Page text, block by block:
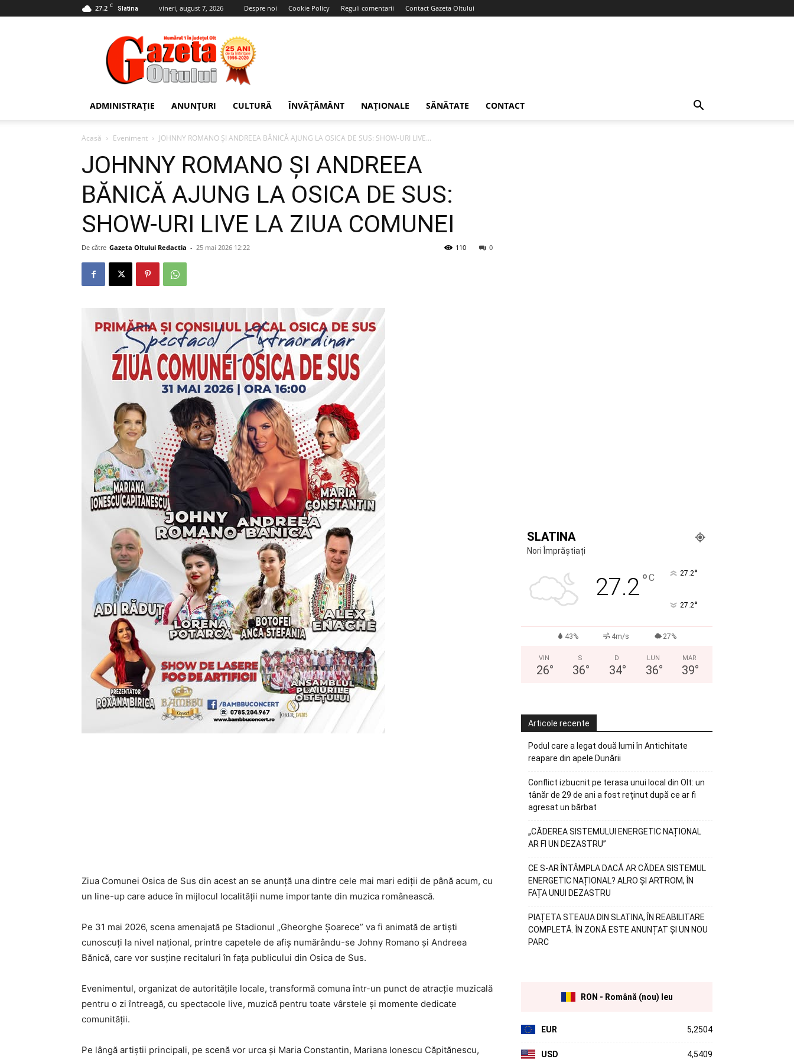
27.2 C Slatina vineri, august 7, 2026 Despre noi Cookie Policy Reguli comentarii Contact Gazeta Oltului
Gazeta
Oltului
ADMINISTRAȚIE ANUNȚURI CULTURĂ ÎNVĂȚĂMÂNT NAȚIONALE SĂNĂTATE CONTACT
Acasă Eveniment JOHNNY ROMANO ȘI ANDREEA BĂNICĂ AJUNG LA OSICA DE SUS: SHOW-URI LIVE...
JOHNNY ROMANO ȘI ANDREEA
BĂNICĂ AJUNG LA OSICA DE SUS:
SHOW-URI LIVE LA ZIUA COMUNEI
De către Gazeta Oltului Redactia - 25 mai 2026 12:22 0
110
Ziua Comunei Osica de Sus din acest an se anunță una dintre cele mai mari ediții de până acum, cu
un line-up care aduce în mijlocul localității nume importante din muzica românească.
Pe 31 mai 2026, scena amenajată pe Stadionul „Gheorghe Șoarece” va fi animată de artiști
cunoscuți la nivel național, printre capetele de afiș numărându-se Johny Romano și Andreea
Bănică, care vor susține recitaluri în fața publicului din Osica de Sus.
Evenimentul, organizat de autoritățile locale, transformă comuna într-un punct de atracție muzicală
pentru o zi întreagă, cu spectacole live, muzică pentru toate vârstele și momente dedicate
comunității.
Pe lângă artiștii principali, pe scenă vor urca și Maria Constantin, Mariana Ionescu Căpitănescu,
SLATINA
Nori Împrăștiați
27.2°C 27.2°
27.2°
43% 4m/s 27%
VIN
26°
S
36°
D
34°
LUN
36°
MAR
39°
Articole recente
Podul care a legat două lumi în Antichitate
reapare din apele Dunării
Conflict izbucnit pe terasa unui local din Olt: un
tânăr de 29 de ani a fost reținut după ce ar fi
agresat un bărbat
„CĂDEREA SISTEMULUI ENERGETIC NAȚIONAL
AR FI UN DEZASTRU”
CE S-AR ÎNTÂMPLA DACĂ AR CĂDEA SISTEMUL
ENERGETIC NAȚIONAL? ALRO ȘI ARTROM, ÎN
FAȚA UNUI DEZASTRU
PIAȚETA STEAUA DIN SLATINA, ÎN REABILITARE
COMPLETĂ. ÎN ZONĂ ESTE ANUNȚAT ȘI UN NOU
PARC
RON - Română (nou) leu
EUR 5,2504
USD 4,5409